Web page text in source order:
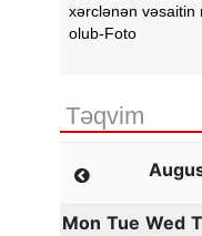
xərclənən vəsaitin
olub-Foto
Təqvim
Mon Tue Wed